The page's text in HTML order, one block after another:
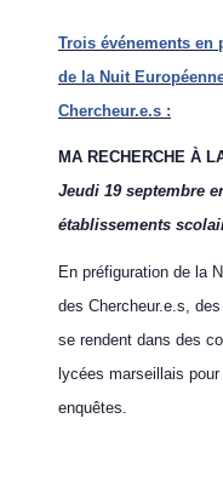
Trois événements en
de la Nuit
Chercheur.e.s :
MA RECHERCHE À
Jeudi 19 septembre
établissements
En préfiguration de la
des Chercheur.e.s,
se rendent dans des
lycées marseillais
enquêtes.